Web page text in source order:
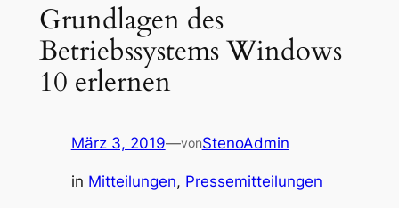
Grundlagen des
Betriebssystems Windows
10 erlernen
März 3, 2019—vonStenoAdmin
in Mitteilungen, Pressemitteilungen